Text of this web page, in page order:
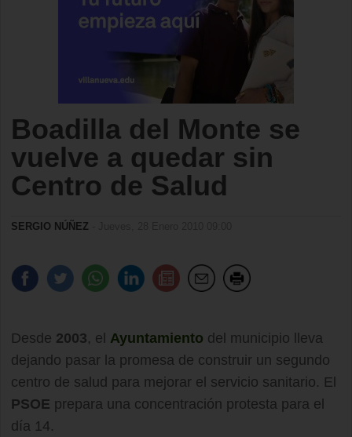
Boadilla del Monte se
vuelve a quedar sin
Centro de Salud
SERGIO NÚÑEZ
Desde 2003, el Ayuntamiento del municipio lleva
dejando pasar la promesa de construir un segundo
centro de salud para mejorar el servicio sanitario. El
PSOE prepara una concentración protesta para el
día 14.